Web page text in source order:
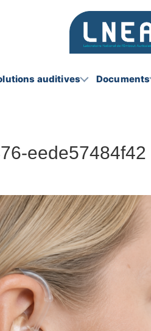
auditives Documents
eede57484f42